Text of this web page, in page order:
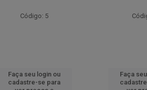
Código: 5
Faça seu login ou
cadastre-se para
Faça